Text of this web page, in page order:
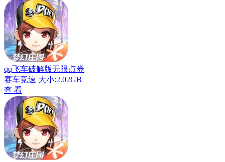
qq飞车破解版无限点券
赛车竞速 大小:2.02GB
查 看